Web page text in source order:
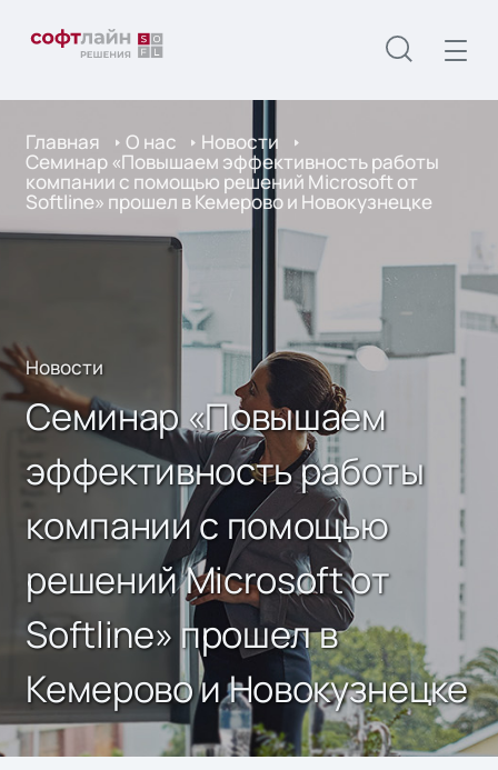
Главная О нас Новости
Семинар «Повышаем эффективность работы
компании с помощью решений Microsoft от
Softline» прошел в Кемерово и Новокузнецке
Новости
Семинар «Повышаем
эффективность работы
компании с помощью
решений Microsoft от
Softline» прошел в
Кемерово и Новокузнецке